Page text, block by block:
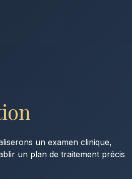
un examen clinique,
un plan de traitement précis